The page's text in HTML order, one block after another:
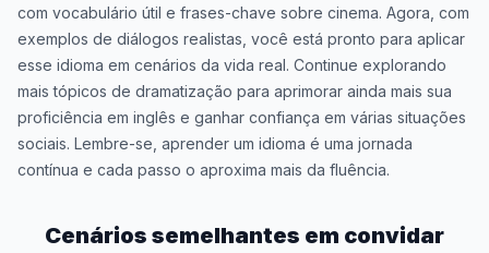
com vocabulário útil e frases-chave sobre cinema. Agora, com
exemplos de diálogos realistas, você está pronto para aplicar
esse idioma em cenários da vida real. Continue explorando
mais tópicos de dramatização para aprimorar ainda mais sua
proficiência em inglês e ganhar confiança em várias situações
sociais. Lembre-se, aprender um idioma é uma jornada
contínua e cada passo o aproxima mais da fluência.
Cenários semelhantes em convidar